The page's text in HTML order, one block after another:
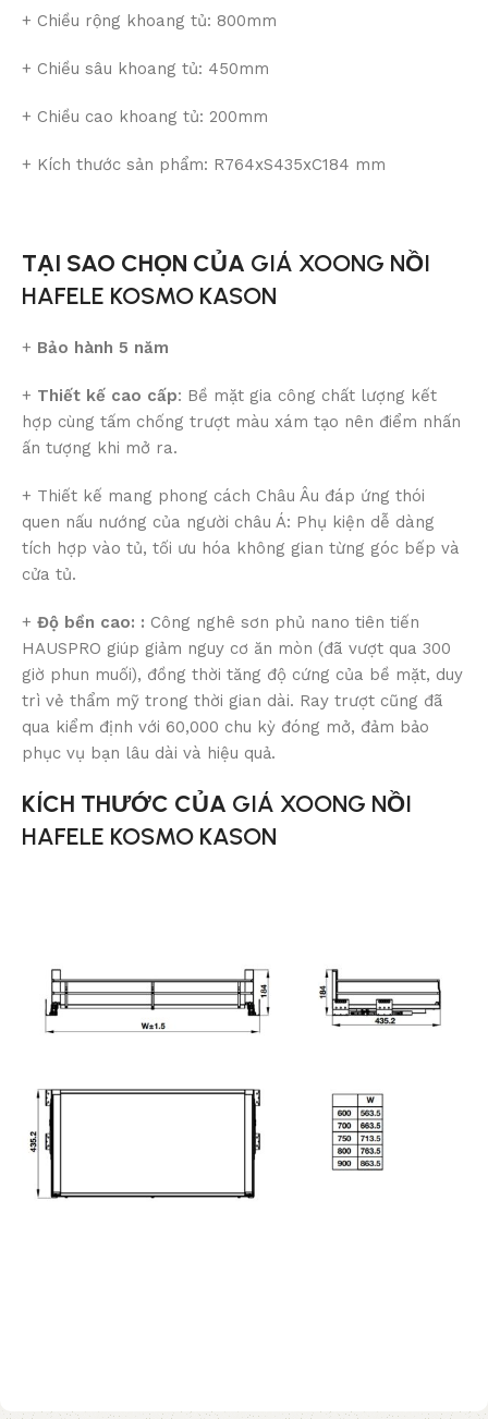
+ Chiều rộng khoang tủ: 800mm
+ Chiều sâu khoang tủ: 450mm
+ Chiều cao khoang tủ: 200mm
+ Kích thước sản phẩm: R764xS435xC184 mm
TẠI SAO CHỌN CỦA GIÁ XOONG NỒI
HAFELE KOSMO KASON
+ Bảo hành 5 năm
+ Thiết kế cao cấp: Bề mặt gia công chất lượng kết
hợp cùng tấm chống trượt màu xám tạo nên điểm nhấn
ấn tượng khi mở ra.
+ Thiết kế mang phong cách Châu Âu đáp ứng thói
quen nấu nướng của người châu Á: Phụ kiện dễ dàng
tích hợp vào tủ, tối ưu hóa không gian từng góc bếp và
cửa tủ.
+ Độ bền cao: : Công nghê sơn phủ nano tiên tiến
HAUSPRO giúp giảm nguy cơ ăn mòn (đã vượt qua 300
giờ phun muối), đồng thời tăng độ cứng của bề mặt, duy
trì vẻ thẩm mỹ trong thời gian dài. Ray trượt cũng đã
qua kiểm định với 60,000 chu kỳ đóng mở, đảm bảo
phục vụ bạn lâu dài và hiệu quả.
KÍCH THƯỚC CỦA GIÁ XOONG NỒI
HAFELE KOSMO KASON